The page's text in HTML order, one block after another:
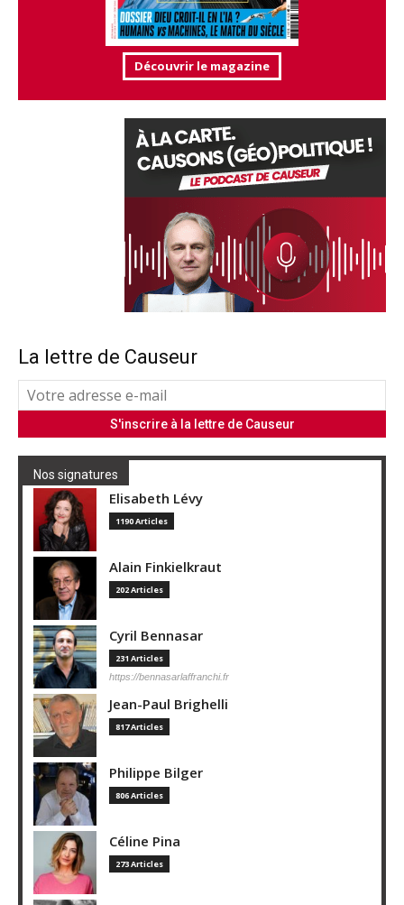
Découvrir le magazine
La lettre de Causeur
Nos signatures
Elisabeth Lévy
1190 Articles
Alain Finkielkraut
202 Articles
Cyril Bennasar
231 Articles
https://bennasarlaffranchi.fr
Jean-Paul Brighelli
817 Articles
Philippe Bilger
806 Articles
Céline Pina
273 Articles